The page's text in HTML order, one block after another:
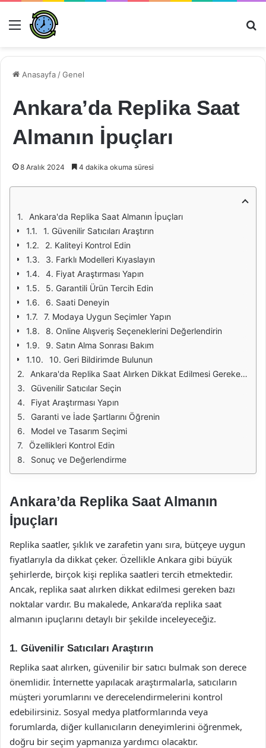
Menü
Anasayfa /Genel
Ankara’da Replika Saat
Almanın İpuçları
8 Aralık 2024 4 dakika okuma süresi
Ankara'da Replika Saat Almanın İpuçları
1. Güvenilir Satıcıları Araştırın
2. Kaliteyi Kontrol Edin
3. Farklı Modelleri Kıyaslayın
4. Fiyat Araştırması Yapın
5. Garantili Ürün Tercih Edin
6. Saati Deneyin
7. Modaya Uygun Seçimler Yapın
8. Online Alışveriş Seçeneklerini Değerlendirin
9. Satın Alma Sonrası Bakım
10. Geri Bildirimde Bulunun
Ankara'da Replika Saat Alırken Dikkat Edilmesi Gerekenler
Güvenilir Satıcılar Seçin
Fiyat Araştırması Yapın
Garanti ve İade Şartlarını Öğrenin
Model ve Tasarım Seçimi
Özellikleri Kontrol Edin
Sonuç ve Değerlendirme
Ankara’da Replika Saat Almanın
İpuçları
Replika saatler, şıklık ve zarafetin yanı sıra, bütçeye uygun
fiyatlarıyla da dikkat çeker. Özellikle Ankara gibi büyük
şehirlerde, birçok kişi replika saatleri tercih etmektedir.
Ancak, replika saat alırken dikkat edilmesi gereken bazı
noktalar vardır. Bu makalede, Ankara’da replika saat
almanın ipuçlarını detaylı bir şekilde inceleyeceğiz.
1. Güvenilir Satıcıları Araştırın
Replika saat alırken, güvenilir bir satıcı bulmak son derece
önemlidir. İnternette yapılacak araştırmalarla, satıcıların
müşteri yorumlarını ve derecelendirmelerini kontrol
edebilirsiniz. Sosyal medya platformlarında veya
forumlarda, diğer kullanıcıların deneyimlerini öğrenmek,
doğru bir seçim yapmanıza yardımcı olacaktır.